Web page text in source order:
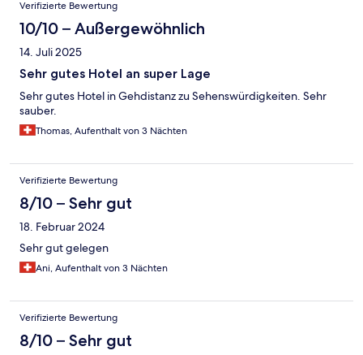
Verifizierte Bewertung
10/10 – Außergewöhnlich
14. Juli 2025
Sehr gutes Hotel an super Lage
Sehr gutes Hotel in Gehdistanz zu Sehenswürdigkeiten. Sehr
sauber.
Thomas, Aufenthalt von 3 Nächten
Verifizierte Bewertung
8/10 – Sehr gut
18. Februar 2024
Sehr gut gelegen
Ani, Aufenthalt von 3 Nächten
Verifizierte Bewertung
8/10 – Sehr gut